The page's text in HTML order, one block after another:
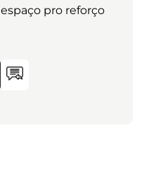
pro reforço